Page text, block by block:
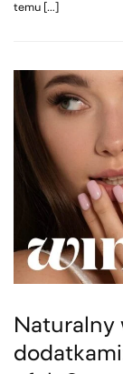
temu […]
Naturalny